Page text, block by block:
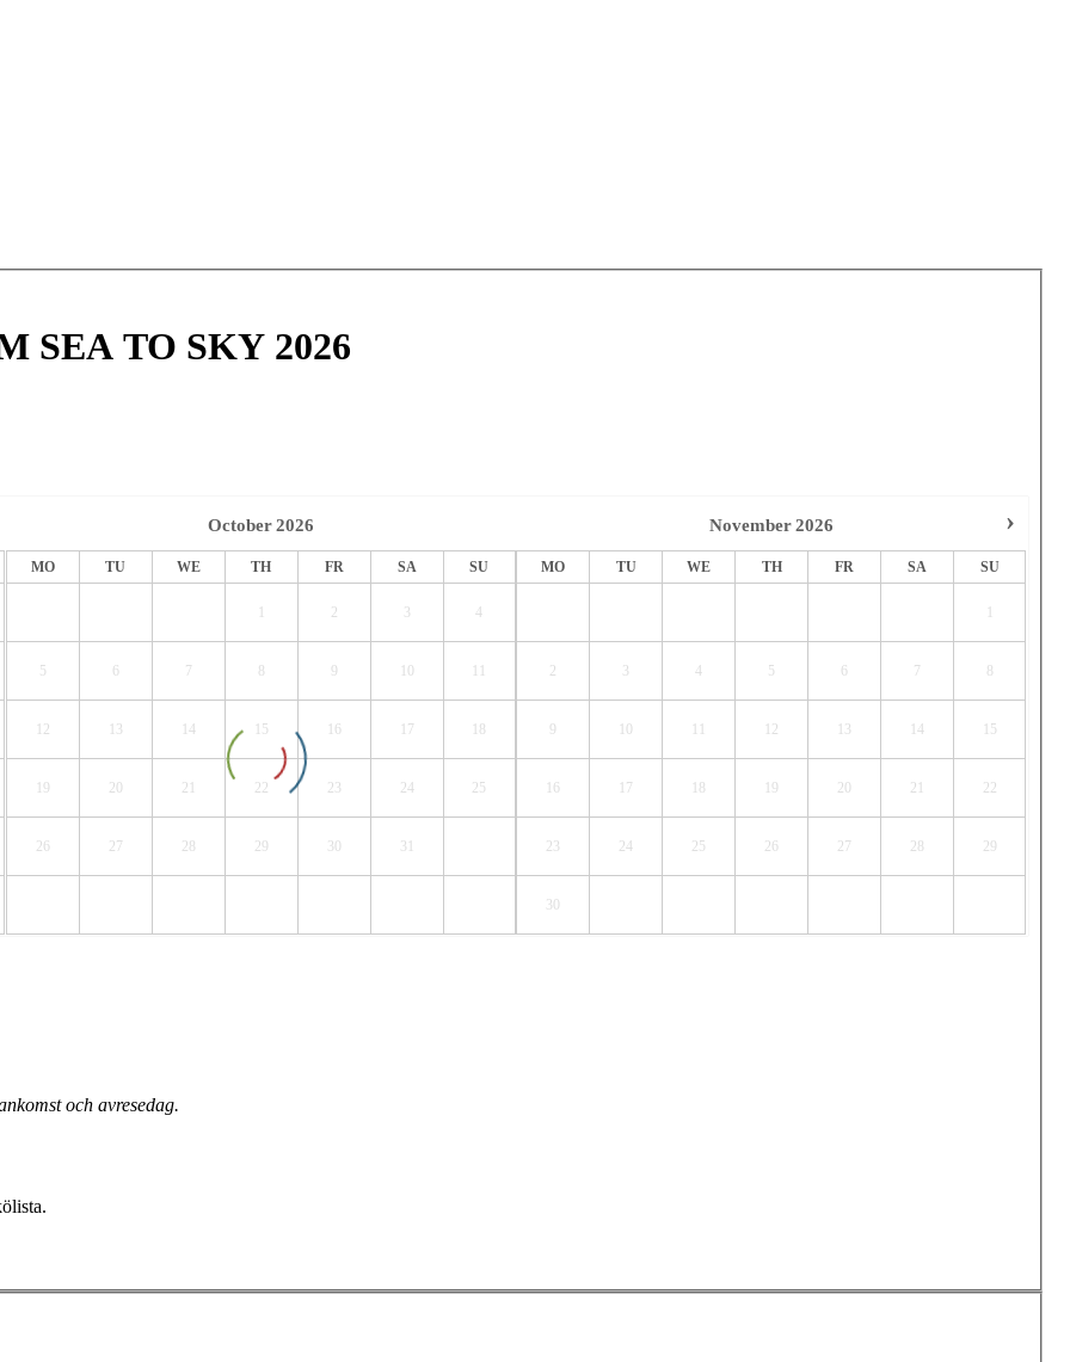
SEA TO SKY 2026
›
October2026
MO TU WE TH FR SA SU
2 3 4
5 6 7 9
12 13 14 15 16 17
19 20 21 22 23 24 25
26 27 28 29 30 31
November2026
MO TU WE TH FR SA SU
2 3 4 5 6 7
9 12 13 14 15
16 17 19 20 21 22
23 24 25 26 27 28 29
30
och avresedag.